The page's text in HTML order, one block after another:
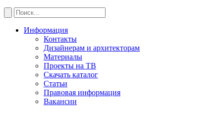
Информация
Контакты
Дизайнерам и архитекторам
Материалы
Проекты на ТВ
Скачать каталог
Статьи
Правовая информация
Вакансии